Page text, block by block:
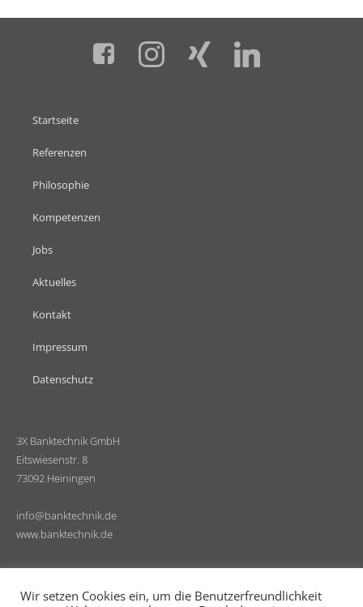
Startseite
Referenzen
Philosophie
Kompetenzen
Jobs
Aktuelles
Kontakt
Impressum
Datenschutz
3X Banktechnik GmbH
Eitswiesenstr. 8
73092 Heiningen
info@banktechnik.de
www.banktechnik.de
Wir setzen Cookies ein, um die Benutzerfreundlichkeit